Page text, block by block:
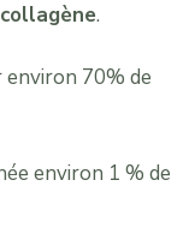
collagène.
70% de
environ 1 % de